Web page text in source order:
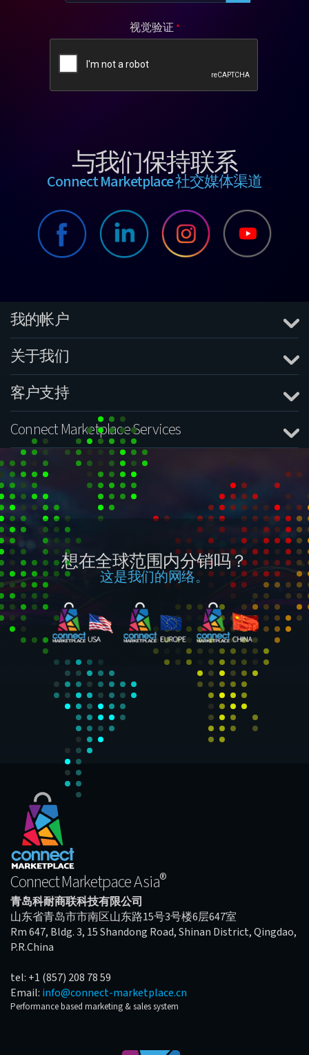
视觉验证
与我们保持联系
Connect Marketplace 社交媒体渠道
我的帐户
关于我们
客户支持
Connect Marketplace Services
想在全球范围内分销吗？
这是我们的网络。
Connect Marketpace Asia®
青岛科耐商联科技有限公司
山东省青岛市市南区山东路15号3号楼6层647室
Rm 647, Bldg. 3, 15 Shandong Road, Shinan District, Qingdao,
P.R.China
tel: +1 (857) 208 78 59
Email: info@connect-marketplace.cn
Performance based marketing & sales system